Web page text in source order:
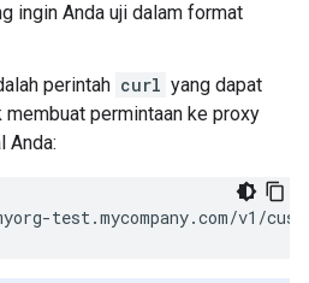
ingin Anda uji dalam format
perintah curl yang dapat
membuat permintaan ke proxy
Anda:
test.mycompany.com/v1/